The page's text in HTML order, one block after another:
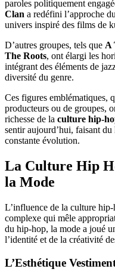
paroles politiquement
Clan a redéfini l’approche
univers inspiré des films de
D’autres groupes, tels que A
The Roots, ont élargi les
intégrant des éléments de
diversité du genre.
Ces figures emblématiques,
producteurs ou de groupes,
richesse de la culture hip-
sentir aujourd’hui, faisant
constante évolution.
La Culture Hip
la Mode
L’influence de la culture
complexe qui mêle
du hip-hop, la mode a joué
l’identité et de la créativité
L’Esthétique